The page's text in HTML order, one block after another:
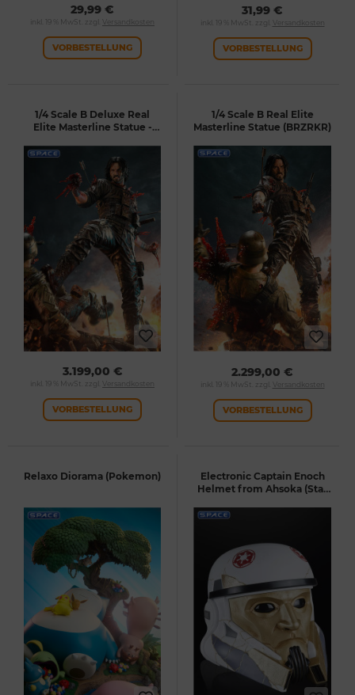
29,99 €
inkl. 19 % MwSt. zzgl. Versandkosten
VORBESTELLUNG
31,99 €
inkl. 19 % MwSt. zzgl. Versandkosten
VORBESTELLUNG
1/4 Scale B Deluxe Real
Elite Masterline Statue -
3.199,00 €
inkl. 19 % MwSt. zzgl. Versandkosten
VORBESTELLUNG
1/4 Scale B Real Elite
Masterline Statue (BRZRKR)
2.299,00 €
inkl. 19 % MwSt. zzgl. Versandkosten
VORBESTELLUNG
Relaxo Diorama (Pokemon)
Electronic Captain Enoch
Helmet from Ahsoka (Star